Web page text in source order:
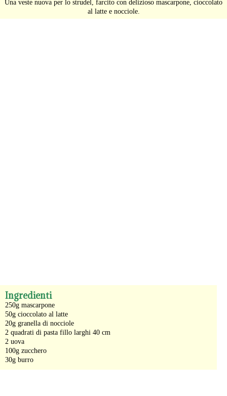
Una veste nuova per lo strudel, farcito con delizioso mascarpone, cioccolato
al latte e nocciole.
Ingredienti
250g mascarpone
50g cioccolato al latte
20g granella di nocciole
2 quadrati di pasta fillo larghi 40 cm
2 uova
100g zucchero
30g burro